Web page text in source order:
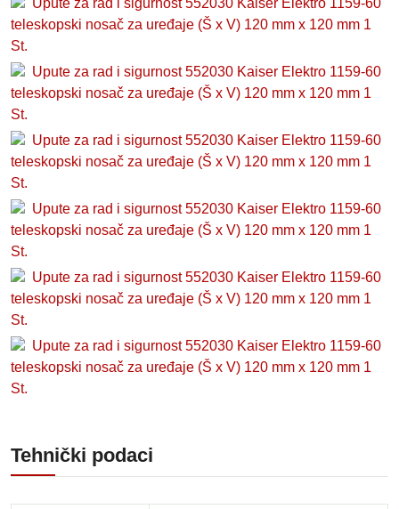
Upute za rad i sigurnost 552030 Kaiser Elektro 1159-60
teleskopski nosač za uređaje (Š x V) 120 mm x 120 mm 1
St.
Upute za rad i sigurnost 552030 Kaiser Elektro 1159-60
teleskopski nosač za uređaje (Š x V) 120 mm x 120 mm 1
St.
Upute za rad i sigurnost 552030 Kaiser Elektro 1159-60
teleskopski nosač za uređaje (Š x V) 120 mm x 120 mm 1
St.
Upute za rad i sigurnost 552030 Kaiser Elektro 1159-60
teleskopski nosač za uređaje (Š x V) 120 mm x 120 mm 1
St.
Upute za rad i sigurnost 552030 Kaiser Elektro 1159-60
teleskopski nosač za uređaje (Š x V) 120 mm x 120 mm 1
St.
Upute za rad i sigurnost 552030 Kaiser Elektro 1159-60
teleskopski nosač za uređaje (Š x V) 120 mm x 120 mm 1
St.
Tehnički podaci